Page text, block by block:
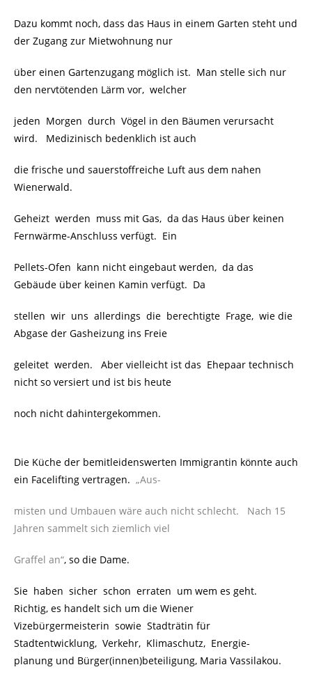
Dazu kommt noch, dass das Haus in einem Garten steht und
der Zugang zur Mietwohnung nur
über einen Gartenzugang möglich ist. Man stelle sich nur
den nervtötenden Lärm vor, welcher
jeden Morgen durch Vögel in den Bäumen verursacht
wird. Medizinisch bedenklich ist auch
die frische und sauerstoffreiche Luft aus dem nahen
Wienerwald.
Geheizt werden muss mit Gas, da das Haus über keinen
Fernwärme-Anschluss verfügt. Ein
Pellets-Ofen kann nicht eingebaut werden, da das
Gebäude über keinen Kamin verfügt. Da
stellen wir uns allerdings die berechtigte Frage, wie die
Abgase der Gasheizung ins Freie
geleitet werden. Aber vielleicht ist das Ehepaar technisch
nicht so versiert und ist bis heute
noch nicht dahintergekommen.
Die Küche der bemitleidenswerten Immigrantin könnte auch
ein Facelifting vertragen. „Aus-
misten und Umbauen wäre auch nicht schlecht. Nach 15
Jahren sammelt sich ziemlich viel
Graffel an“, so die Dame.
Sie haben sicher schon erraten um wem es geht.
Richtig, es handelt sich um die Wiener
Vizebürgermeisterin sowie Stadträtin für
Stadtentwicklung, Verkehr, Klimaschutz, Energie-
planung und Bürger(innen)beteiligung, Maria Vassilakou.